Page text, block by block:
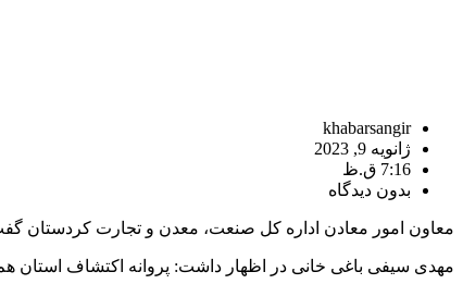
khabarsangir
ژانویه 9, 2023
7:16 ق.ظ
بدون دیدگاه
معاون امور معادن اداره کل صنعت، معدن و تجارت کردستان گفت: در حال حاضر
مهدی سیفی باغی خانی در اظهار داشت: پروانه اکتشاف استان هم ۱۴۵ مورد است که از این تعداد معادن ۲۱۱ فعال، ۷ معدن در حال تجهیز و ۱۳۲ معدن غیر فعال